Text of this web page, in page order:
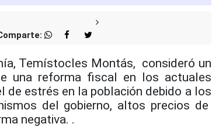
Temístocles Montás, consideró un
una reforma fiscal en los actuales
de estrés en la población debido a los
del gobierno, altos precios de
negativa. .